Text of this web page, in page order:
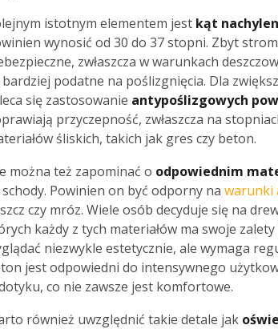
istotnym elementem jest kąt
wynosić od 30 do 37 stopni. Zbyt
zwłaszcza w warunkach
bardziej podatne na poślizgnięcia. Dla
się zastosowanie antypoślizgowych
przyczepność, zwłaszcza na
śliskich, takich jak gres czy beton.
można też zapominać o odpowiednim
schody. Powinien on być odporny na warunki
czy mróz. Wiele osób decyduje się na
każdy z tych materiałów ma swoje
niezwykle estetycznie, ale wymaga
jest odpowiedni do intensywnego
co nie zawsze jest komfortowe.
również uwzględnić takie detale jak